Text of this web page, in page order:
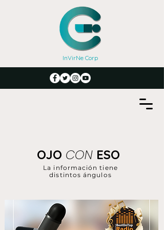
InVirNe Corp
La información tiene
distintos ángulos
OJO CON ESO